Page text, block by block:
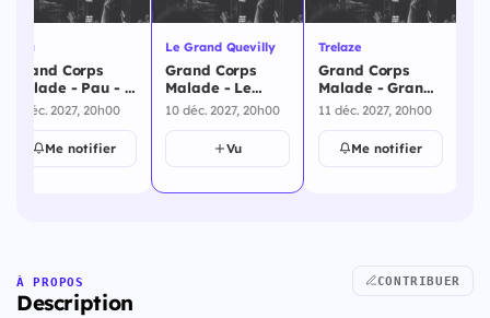
Pau
Grand Corps
Malade - Pau - 4
décembre 2027
4 déc. 2027, 20h00
Me notifier
Le Grand Quevilly
Grand Corps
Malade - Le
Grand Quevilly -
10 décembre
2027
10 déc. 2027, 20h00
Vu
Trelaze
Grand Corps
Malade - Grands
Corps Malade -
Trelaze - 11
décembre 2027
11 déc. 2027, 20h00
Me notifier
À PROPOS
Description
CONTRIBUER